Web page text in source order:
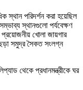
স্থান পরিদর্শন করা হয়েছিল
স্থানগুলো পর্যবেক্ষণ
খোলা জায়গার
সমুদ্র সৈকত সংলগ্ন
থেকে প্রধানমন্ত্রীকে ঘর